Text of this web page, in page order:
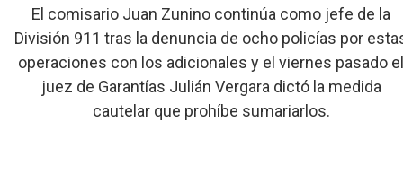
El comisario Juan Zunino continúa como jefe de la
División 911 tras la denuncia de ocho policías por
operaciones con los adicionales y el viernes pasado
juez de Garantías Julián Vergara dictó la medida
cautelar que prohíbe sumariarlos.